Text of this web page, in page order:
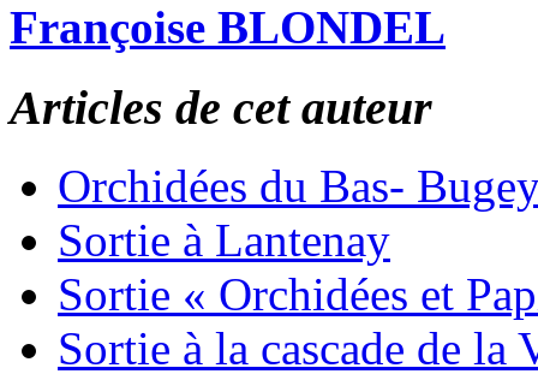
Françoise BLONDEL
Articles de cet auteur
Orchidées du Bas-
Sortie à Lantenay
Sortie « Orchidées et
Sortie à la cascade de la